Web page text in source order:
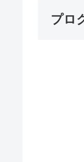
プロ